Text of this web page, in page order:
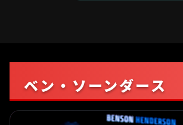
ベン・ソーンダース